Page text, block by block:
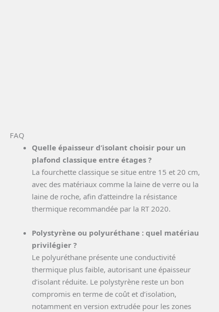
FAQ
Quelle épaisseur d’isolant choisir pour un
plafond classique entre étages ?
La fourchette classique se situe entre 15 et 20 cm,
avec des matériaux comme la laine de verre ou la
laine de roche, afin d’atteindre la résistance
thermique recommandée par la RT 2020.
Polystyrène ou polyuréthane : quel matériau
privilégier ?
Le polyuréthane présente une conductivité
thermique plus faible, autorisant une épaisseur
d’isolant réduite. Le polystyrène reste un bon
compromis en terme de coût et d’isolation,
notamment en version extrudée pour les zones